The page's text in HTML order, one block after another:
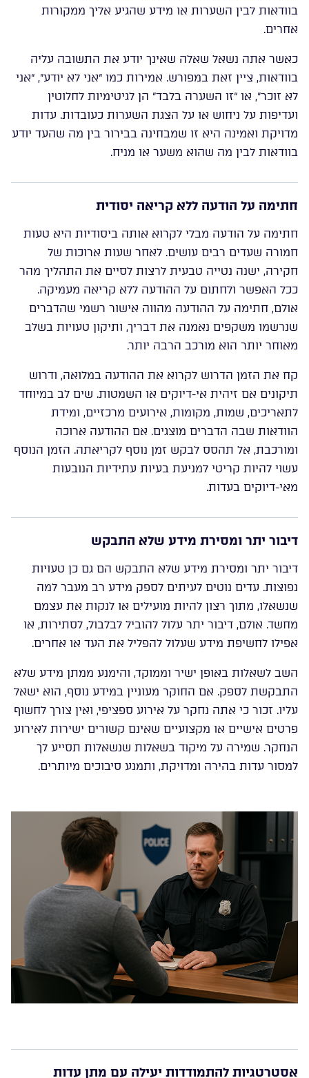
בוודאות לבין השערות או מידע שהגיע אליך ממקורות
אחרים.
כאשר אתה נשאל שאלה שאינך יודע את התשובה עליה
בוודאות, ציין זאת במפורש. אמירות כמו “אני לא יודע”, “אני
לא זוכר”, או “זו השערה בלבד” הן לגיטימיות לחלוטין
ועדיפות על ניחוש או על הצגת השערות כעובדות. עדות
מדויקת ואמינה היא זו שמבחינה בבירור בין מה שהעד יודע
בוודאות לבין מה שהוא משער או מניח.
חתימה על הודעה ללא קריאה יסודית
חתימה על הודעה מבלי לקרוא אותה ביסודיות היא טעות
חמורה שעדים רבים עושים. לאחר שעות ארוכות של
חקירה, ישנה נטייה טבעית לרצות לסיים את התהליך מהר
ככל האפשר ולחתום על ההודעה ללא קריאה מעמיקה.
אולם, חתימה על ההודעה מהווה אישור רשמי שהדברים
שנרשמו משקפים נאמנה את דבריך, ותיקון טעויות בשלב
מאוחר יותר הוא מורכב הרבה יותר.
קח את הזמן הדרוש לקרוא את ההודעה במלואה, ודרוש
תיקונים אם זיהית אי-דיוקים או השמטות. שים לב במיוחד
לתאריכים, שמות, מקומות, אירועים מרכזיים, ומידת
הוודאות שבה הדברים מוצגים. אם ההודעה ארוכה
ומורכבת, אל תהסס לבקש זמן נוסף לקריאתה. הזמן הנוסף
עשוי להיות קריטי למניעת בעיות עתידיות הנובעות
מאי-דיוקים בעדות.
דיבור יתר ומסירת מידע שלא התבקש
דיבור יתר ומסירת מידע שלא התבקש הם גם כן טעויות
נפוצות. עדים נוטים לעיתים לספק מידע רב מעבר למה
שנשאלו, מתוך רצון להיות מועילים או לנקות את עצמם
מחשד. אולם, דיבור יתר עלול להוביל לבלבול, לסתירות, או
אפילו לחשיפת מידע שעלול להפליל את העד או אחרים.
השב לשאלות באופן ישיר וממוקד, והימנע ממתן מידע שלא
התבקשת לספק. אם החוקר מעוניין במידע נוסף, הוא ישאל
עליו. זכור כי אתה נחקר על אירוע ספציפי, ואין צורך לחשוף
פרטים אישיים או מקצועיים שאינם קשורים ישירות לאירוע
הנחקר. שמירה על מיקוד בשאלות שנשאלות תסייע לך
למסור עדות בהירה ומדויקת, ותמנע סיבוכים מיותרים.
אסטרטגיות להתמודדות יעילה עם מתן עדות